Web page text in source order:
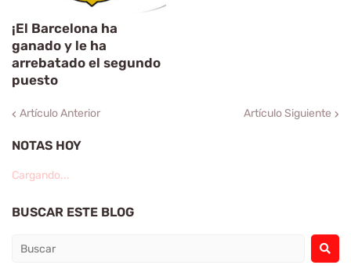
¡El Barcelona ha
ganado y le ha
arrebatado el segundo
puesto
Artículo Anterior Artículo Siguiente
NOTAS HOY
Cargando...
BUSCAR ESTE BLOG